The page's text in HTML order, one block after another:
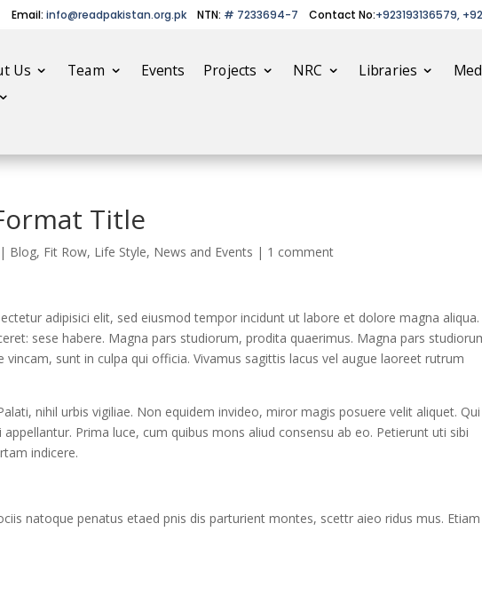
Email: info@readpakistan.org.pk NTN: # 7233694-7 Contact No:+923193136579,
Us Team Events Projects NRC Libraries
Title
| Blog, Fit Row, Life Style, News and Events | 1 comment
adipisici elit, sed eiusmod tempor incidunt ut labore et dolore magna aliqua.
sese habere. Magna pars studiorum, prodita quaerimus. Magna pars
vincam, sunt in culpa qui officia. Vivamus sagittis lacus vel augue laoreet rutrum
nihil urbis vigiliae. Non equidem invideo, miror magis posuere velit aliquet. Qui
Prima luce, cum quibus mons aliud consensu ab eo. Petierunt uti sibi
indicere.
natoque penatus etaed pnis dis parturient montes, scettr aieo ridus mus. Etiam